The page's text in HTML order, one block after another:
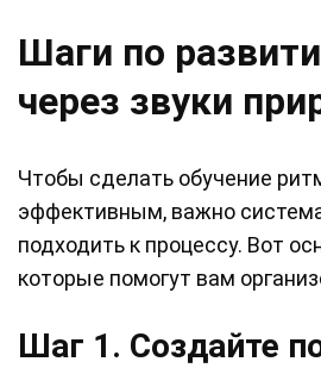
Шаги по
через звуки
Чтобы сделать обучение
эффективным, важно
подходить к процессу. Вот
которые помогут вам
Шаг 1. Создайте